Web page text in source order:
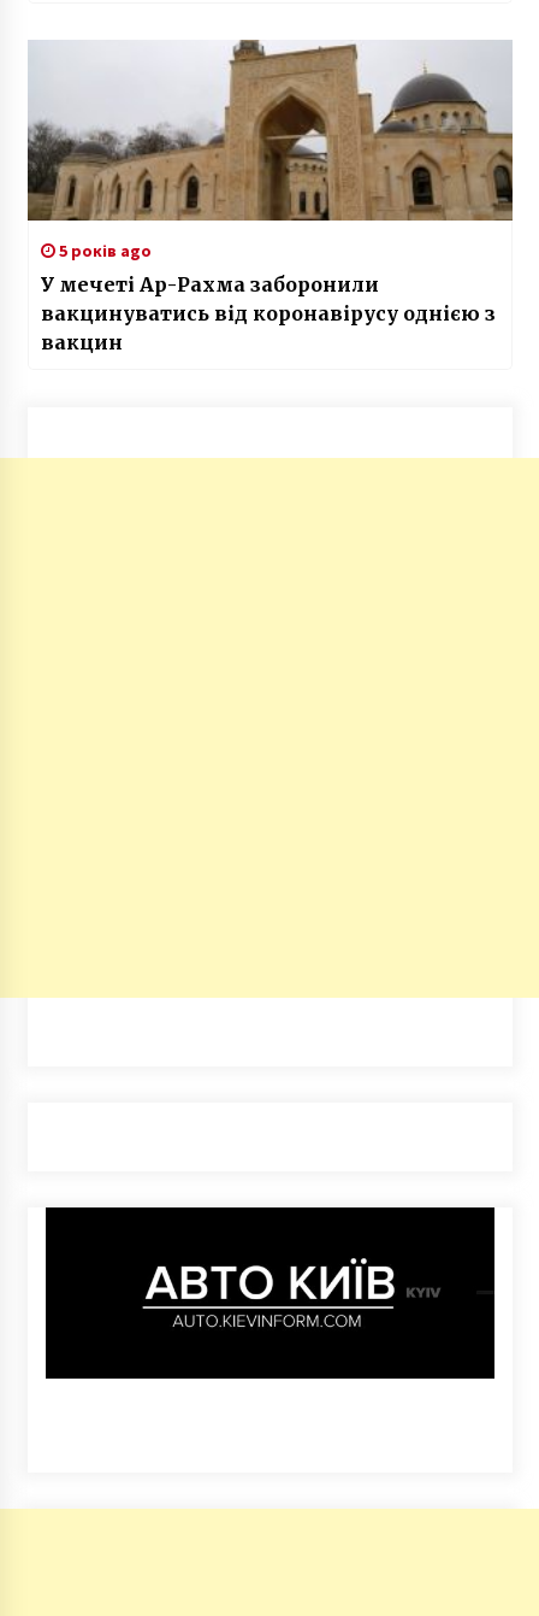
5 років ago
У мечеті Ар-Рахма заборонили
вакцинуватись від коронавірусу однією з
вакцин